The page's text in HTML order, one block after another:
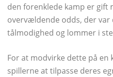
den forenklede kamp er gift
overvældende odds, der var
tålmodighed og lommer i
For at modvirke dette på
spillerne at tilpasse deres